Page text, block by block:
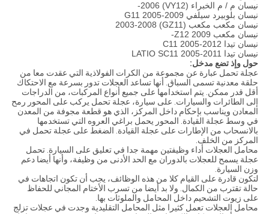
نيسان م / م الخبراء (VY12) 2006-
نيسان بلوبيرد سيلفي G11 2005-2009
نيسان مكعب مكعب (GZ11) 2003-2008
نيسان مكعب Z12 2009-
نيسان تيدا C11 2005-2012
نيسان تيدا LATIO SC11 2005-2011
حول وإذ تضع مدخل:
عجلة تحمل عبارة عن مجموعة من الكرات الفولاذية التي عقدت معا من
حلقة معدنية تسمى السباق. أنها تساعد العجلات تدور بسرعة مع الاحتكاك
أقل قدر ممكن. يتم استخدامها على جميع أنواع المركبات، من الدراجات
إلى الطائرات والسيارات. على سيارة، عجلة تحمل يركب على المحور رمح
المعادن ويناسب بإحكام داخل المركز، الذي هو قطعة مجوفة من المعدن
في وسط عجلة القيادة. المحور يحمل براغي العروه التي تستخدمها
بالانسحاب من الإطارات على عجلة القيادة. الضغط على عجلة تحمل في
المركز من الخلف.
محامل العجلات أداء وظيفتين مهمة جدا في تعليق على السيارة. تحمل
عجلة يسمح للعجلات بالدوران مع الحد الأدنى من وظيفة، وأنها أيضا دعم
وزن السيارة.
لتكون قادرة على القيام كلا من هذه الوظائف، يجب أن تكون اتجاهات في
حالة تقترب من الكمال. ولا بد أيضا من تسرب الأختام المجاني للحفاظ
على زيوت التشحيم داخل المحامل والملوثات بها.
محامل العجلات تعمل كثيرا مثل المحامل التقليدية وجدت في عجلات تزلج